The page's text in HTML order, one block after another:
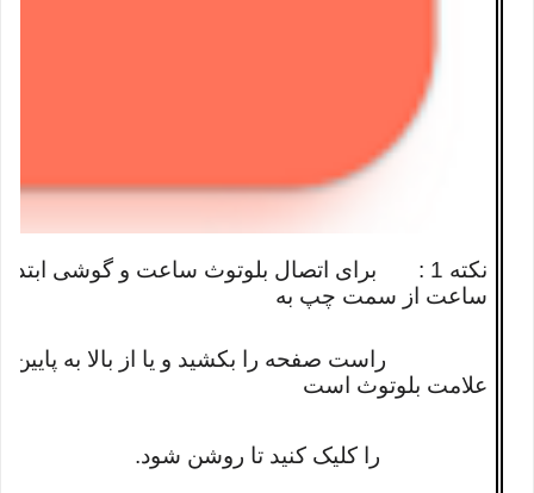
نکته 1 : برای اتصال بلوتوث ساعت و گوشی
ساعت از سمت چپ به
راست صفحه را بکشید و یا از بالا به پایین
علامت بلوتوث است
را کلیک کنید تا روشن شود.